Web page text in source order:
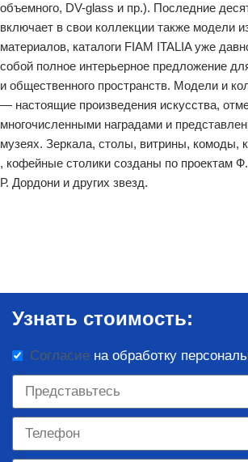
объемного, DV-glass и пр.). Последние
включает в свои коллекции также модели
материалов, каталоги FIAM ITALIA уже
собой полное интерьерное предложение
и общественного пространств. Модели и
— настоящие произведения искусства,
многочисленными наградами и
музеях. Зеркала, столы, витрины, комоды,
, кофейные столики созданы по проектам
Р. Дордони и других звезд.
Узнать стоимость:
Согласие на обработку